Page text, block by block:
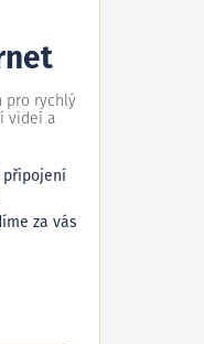
pro rychlý
videí a
za vás